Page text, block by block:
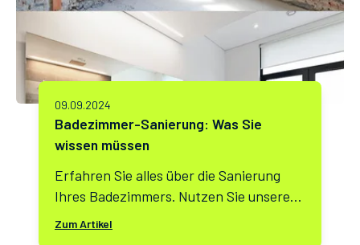
09.09.2024
Badezimmer-Sanierung: Was Sie
wissen müssen
Erfahren Sie alles über die Sanierung
Ihres Badezimmers. Nutzen Sie unseren
Sanierungsrechner für eine detaillierte
Zum Artikel